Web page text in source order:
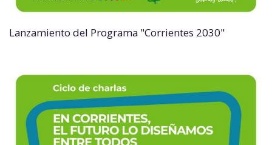
Lanzamiento del Programa "Corrientes 2030"